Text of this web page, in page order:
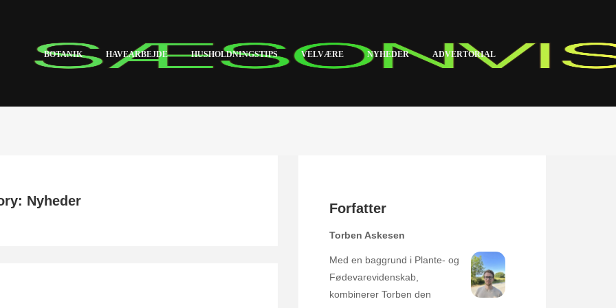
BOTANIK HAVEARBEJDE HUSHOLDNINGSTIPS VELVÆRE NYHEDER ADVERTORIAL
Nyheder Forfatter
Torben Askesen
Med en baggrund i Plante- og
Fødevarevidenskab,
kombinerer Torben den